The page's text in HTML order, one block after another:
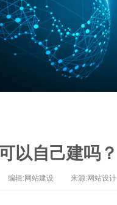
以自己建吗？
编辑:网站建设 来源:网站设计